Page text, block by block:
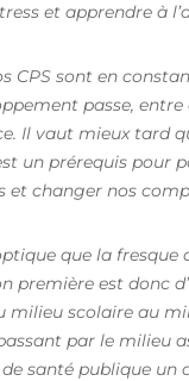
et apprendre à
CPS sont en
passe,
Il vaut mieux tard
un prérequis pour
et changer nos
que la fresque
première est donc
milieu scolaire au
par le milieu
santé publique un